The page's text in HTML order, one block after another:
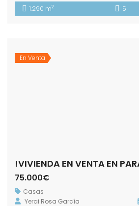
1.290 m2 5
En Venta
!VIVIENDA EN VENTA EN
75.000€
Casas
Yerai Rosa García